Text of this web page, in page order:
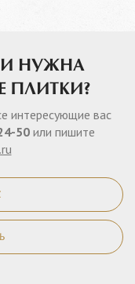
НУЖНА
ПЛИТКИ?
интересующие вас
50 или пишите